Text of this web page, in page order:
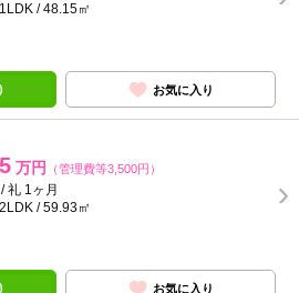
/ 48.15㎡
お気に入り
万円 （管理費等3,500円）
礼 1ヶ月
/ 59.93㎡
お気に入り